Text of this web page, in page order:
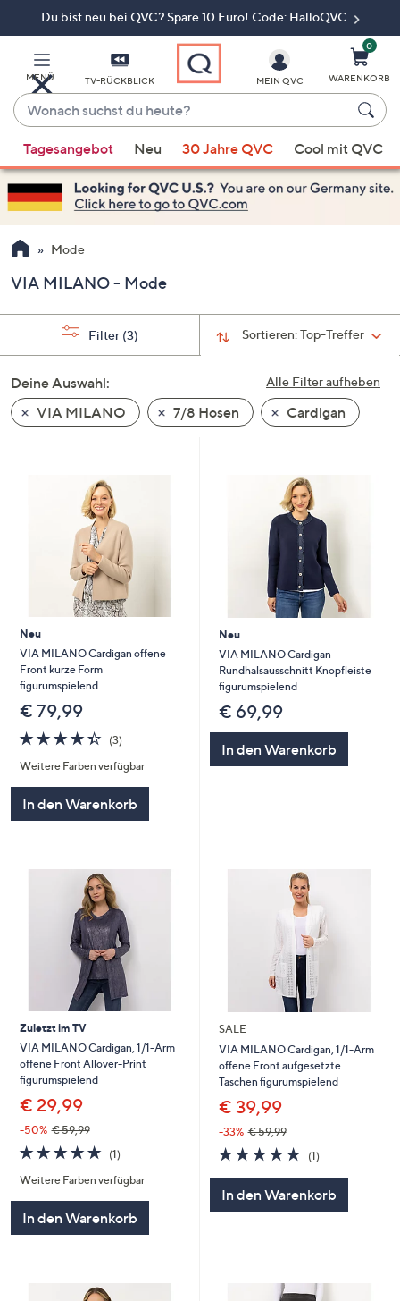
Du bist neu bei QVC? Spare 10 Euro! Code: HalloQVC
MENÜ TV-RÜCKBLICK
Wonach
suchst
du
heute?
Vorschläge
verfügbar
sind,
verwenden
Sie
Pfeiltasten
nach
und
nach
unten
oder
um
diese
anzuzeigen.
MEIN QVC
0
WARENKORB
Tagesangebot Neu 30 Jahre QVC Cool mit QVC
Mode
VIA MILANO - Mode
Sortieren:Top-Treffer
Filter (3)
Alle Filter aufheben
Deine Auswahl:
VIA MILANO
7/8 Hosen Cardigan
Neu
VIA MILANO Cardigan offene
Front kurze Form
figurumspielend
€ 79,99
4.3
von
5
(3)3
Weitere Farben verfügbar
In den Warenkorb
Neu
VIA MILANO Cardigan
Rundhalsausschnitt Knopfleiste
figurumspielend
€ 69,99
In den Warenkorb
Zuletzt im TV
VIA MILANO Cardigan, 1/1-Arm
offene Front Allover-Print
figurumspielend
€ 29,99
-50% € 59,99
5.0
von
5
(1)1
Weitere Farben verfügbar
In den Warenkorb
SALE
VIA MILANO Cardigan, 1/1-Arm
offene Front aufgesetzte
Taschen figurumspielend
€ 39,99
-33% € 59,99
5.0
von
(1)1
In den Warenkorb